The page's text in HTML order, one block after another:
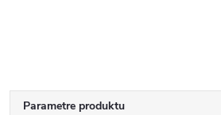
Parametre produktu